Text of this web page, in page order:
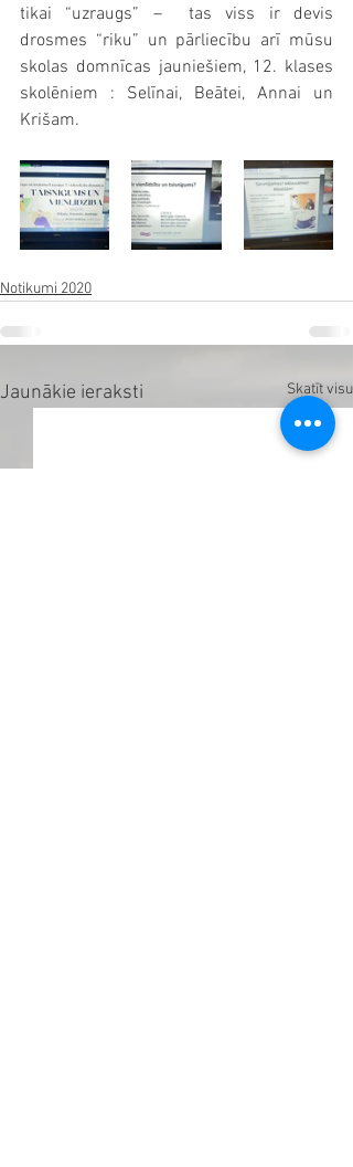
tikai “uzraugs” –  tas viss ir devis
drosmes “riku” un pārliecību arī mūsu
skolas domnīcas jauniešiem, 12. klases
skolēniem : Selīnai, Beātei, Annai un
Krišam.
Notikumi 2020
Jaunākie ieraksti Skatīt visu